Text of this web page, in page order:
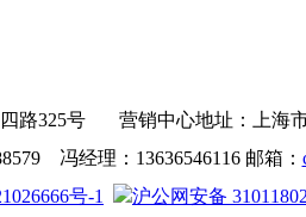
路325号 营销中心地址：上海市
冯经理：13636546116 邮箱：
号-1 沪公网安备